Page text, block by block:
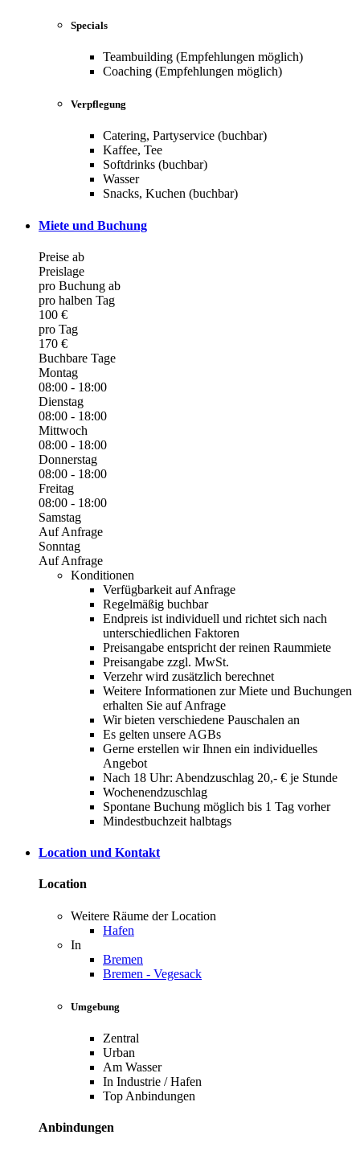
Specials
Teambuilding (Empfehlungen möglich)
Coaching (Empfehlungen möglich)
Verpflegung
Catering, Partyservice (buchbar)
Kaffee, Tee
Softdrinks (buchbar)
Wasser
Snacks, Kuchen (buchbar)
Miete und Buchung
Preise ab
Preislage
pro Buchung ab
pro halben Tag
100 €
pro Tag
170 €
Buchbare Tage
Montag
08:00 - 18:00
Dienstag
08:00 - 18:00
Mittwoch
08:00 - 18:00
Donnerstag
08:00 - 18:00
Freitag
08:00 - 18:00
Samstag
Auf Anfrage
Sonntag
Auf Anfrage
Konditionen
Verfügbarkeit auf Anfrage
Regelmäßig buchbar
Endpreis ist individuell und richtet sich nach
unterschiedlichen Faktoren
Preisangabe entspricht der reinen Raummiete
Preisangabe zzgl. MwSt.
Verzehr wird zusätzlich berechnet
Weitere Informationen zur Miete und Buchungen
erhalten Sie auf Anfrage
Wir bieten verschiedene Pauschalen an
Es gelten unsere AGBs
Gerne erstellen wir Ihnen ein individuelles
Angebot
Nach 18 Uhr: Abendzuschlag 20,- € je Stunde
Wochenendzuschlag
Spontane Buchung möglich bis 1 Tag vorher
Mindestbuchzeit halbtags
Location und Kontakt
Location
Weitere Räume der Location
Hafen
In
Bremen
Bremen - Vegesack
Umgebung
Zentral
Urban
Am Wasser
In Industrie / Hafen
Top Anbindungen
Anbindungen